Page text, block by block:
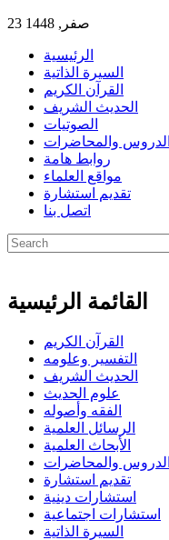
23 صفر, 1448
الرئيسية
السيرة الذاتية
القرآن الكريم
الحديث الشريف
الصوتيات
الدروس والمحاضرات
روابط هامة
مواقع العلماء
تقديم استشارة
اتصل بنا
القائمة الرئيسية
القرآن الكريم
التفسير وعلومه
الحديث الشريف
علوم الحديث
الفقه وأصوله
الرسائل العلمية
الأبحاث العلمية
الدروس والمحاضرات
تقديم استشارة
استشارات دينية
استشارات اجتماعية
السيرة الذاتية